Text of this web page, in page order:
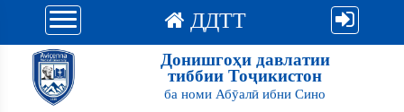
ДДТТ
Донишгоҳи давлатии
тиббии Тоҷикистон
ба номи Абӯалӣ ибни Сино